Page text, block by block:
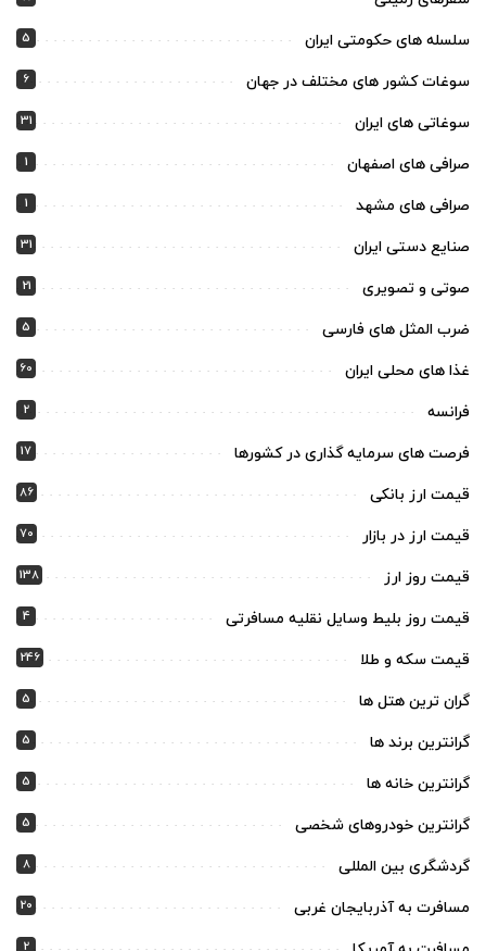
سلسله های حکومتی ایران 5
سوغات کشور های مختلف در جهان 6
سوغاتی های ایران 31
صرافی های اصفهان 1
صرافی های مشهد 1
صنایع دستی ایران 31
صوتی و تصویری 21
ضرب المثل های فارسی 5
غذا های محلی ایران 60
فرانسه 2
فرصت های سرمایه گذاری در کشورها 17
قیمت ارز بانکی 86
قیمت ارز در بازار 70
قیمت روز ارز 138
قیمت روز بلیط وسایل نقلیه مسافرتی 4
قیمت سکه و طلا 246
گران ترین هتل ها 5
گرانترین برند ها 5
گرانترین خانه ها 5
گرانترین خودروهای شخصی 5
گردشگری بین المللی 8
مسافرت به آذربایجان غربی 20
2